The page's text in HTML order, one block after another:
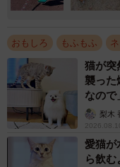
おもしろ もふもふ
猫が突
襲っ
なので
いいね
梨木
愛猫が
ら飲